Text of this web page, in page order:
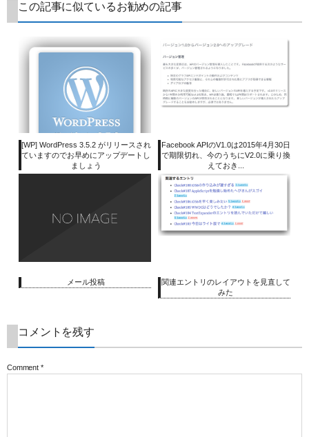
この記事に似ているお勧めの記事
[WP] WordPress 3.5.2 がリリースされ
ていますのでお早めにアップデートし
ましょう
Facebook APIのV1.0は2015年4月30日
で期限切れ、今のうちにV2.0に乗り換
えておき...
メール投稿
関連エントリのレイアウトを見直して
みた
コメントを残す
Comment *